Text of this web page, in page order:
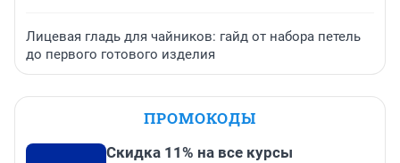
Лицевая гладь для чайников: гайд от набора петель
до первого готового изделия
ПРОМОКОДЫ
Скидка 11% на все курсы